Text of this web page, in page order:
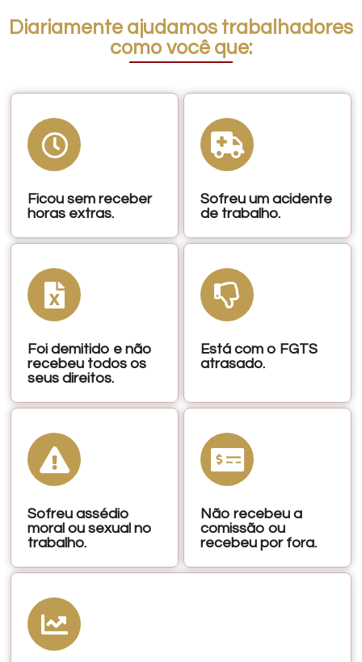
Diariamente ajudamos trabalhadores
como você que:
Ficou sem receber
horas extras.
Sofreu um acidente
de trabalho.
Foi demitido e não
recebeu todos os
seus direitos.
Está com o FGTS
atrasado.
Sofreu assédio
moral ou sexual no
trabalho.
Não recebeu a
comissão ou
recebeu por fora.